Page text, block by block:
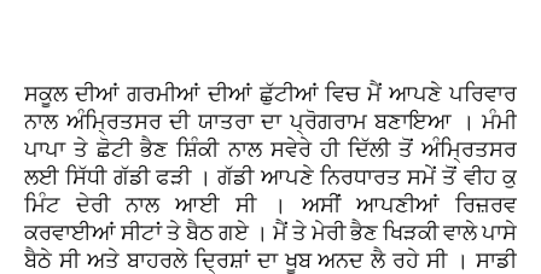
ਸਕੂਲ ਦੀਆਂ ਗਰਮੀਆਂ ਦੀਆਂ ਛੁੱਟੀਆਂ ਵਿਚ ਮੈਂ ਆਪਣੇ ਪਰਿਵਾਰ
ਨਾਲ ਅੰਮ੍ਰਿਤਸਰ ਦੀ ਯਾਤਰਾ ਦਾ ਪ੍ਰੋਗਰਾਮ ਬਣਾਇਆ । ਮੰਮੀ
ਪਾਪਾ ਤੇ ਛੋਟੀ ਭੈਣ ਸ਼ਿੰਕੀ ਨਾਲ ਸਵੇਰੇ ਹੀ ਦਿੱਲੀ ਤੋਂ ਅੰਮ੍ਰਿਤਸਰ
ਲਈ ਸਿੱਧੀ ਗੱਡੀ ਫੜੀ । ਗੱਡੀ ਆਪਣੇ ਨਿਰਧਾਰਤ ਸਮੇਂ ਤੋਂ ਵੀਹ ਕੁ
ਮਿੰਟ ਦੇਰੀ ਨਾਲ ਆਈ ਸੀ । ਅਸੀਂ ਆਪਣੀਆਂ ਰਿਜ਼ਰਵ
ਕਰਵਾਈਆਂ ਸੀਟਾਂ ਤੇ ਬੈਠ ਗਏ । ਮੈਂ ਤੇ ਮੇਰੀ ਭੈਣ ਖਿੜਕੀ ਵਾਲੇ ਪਾਸੇ
ਬੈਠੇ ਸੀ ਅਤੇ ਬਾਹਰਲੇ ਦ੍ਰਿਸ਼ਾਂ ਦਾ ਖੂਬ ਅਨਦ ਲੈ ਰਹੇ ਸੀ । ਸਾਡੀ